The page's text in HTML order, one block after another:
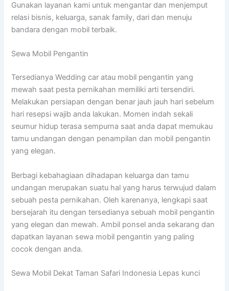
Gunakan layanan kami untuk mengantar dan menjemput
relasi bisnis, keluarga, sanak family, dari dan menuju
bandara dengan mobil terbaik.
Sewa Mobil Pengantin
Tersedianya Wedding car atau mobil pengantin yang
mewah saat pesta pernikahan memiliki arti tersendiri.
Melakukan persiapan dengan benar jauh jauh hari sebelum
hari resepsi wajib anda lakukan. Momen indah sekali
seumur hidup terasa sempurna saat anda dapat memukau
tamu undangan dengan penampilan dan mobil pengantin
yang elegan.
Berbagi kebahagiaan dihadapan keluarga dan tamu
undangan merupakan suatu hal yang harus terwujud dalam
sebuah pesta pernikahan. Oleh karenanya, lengkapi saat
bersejarah itu dengan tersedianya sebuah mobil pengantin
yang elegan dan mewah. Ambil ponsel anda sekarang dan
dapatkan layanan sewa mobil pengantin yang paling
cocok dengan anda.
Sewa Mobil Dekat Taman Safari Indonesia Lepas kunci